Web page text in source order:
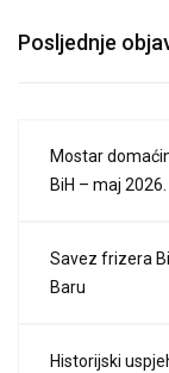
Posljednje
Mostar
BiH – maj 2026.
Savez frizera
Baru
Historijski